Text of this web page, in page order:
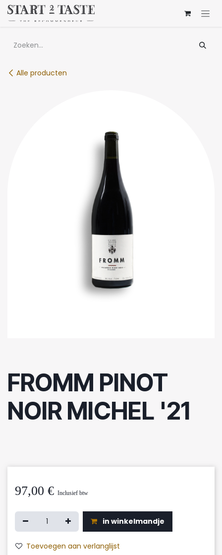
Overslaan naar inhoud
Alle producten
FROMM PINOT
NOIR MICHEL '21
97,00 € Inclusief btw
in winkelmandje
Toevoegen aan verlanglijst